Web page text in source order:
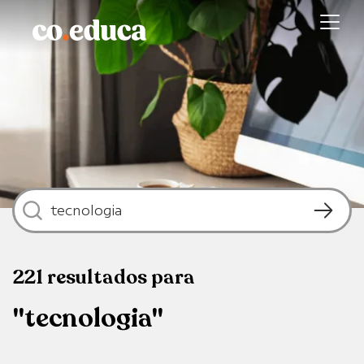
221 resultadospara
"tecnologia"